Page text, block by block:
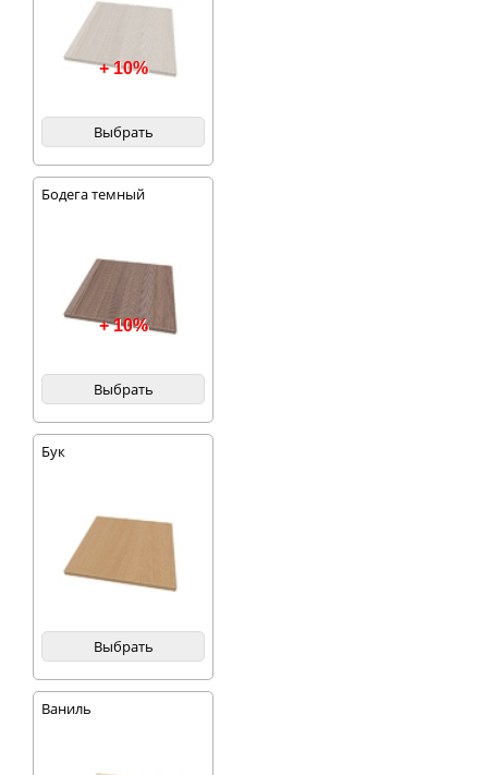
+ 10%
Выбрать
Бодега темный
+ 10%
Выбрать
Бук
Выбрать
Ваниль